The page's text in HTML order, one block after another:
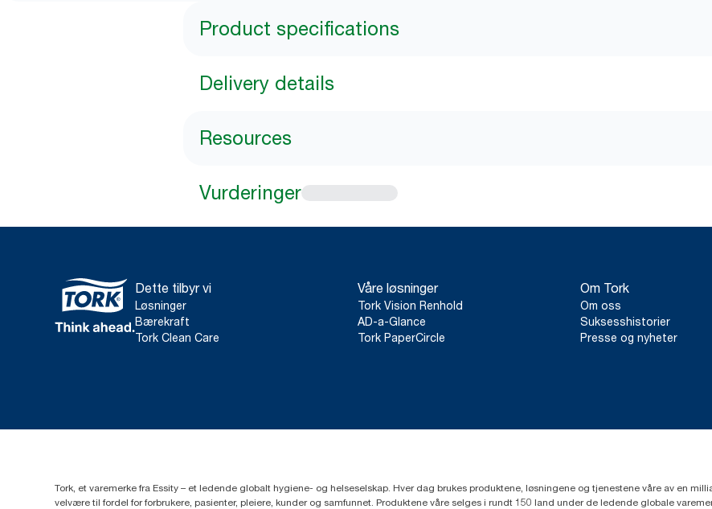
Product specifications
Delivery details
Resources
Vurderinger
Dette tilbyr vi
Løsninger
Bærekraft
Tork Clean Care
Våre løsninger
Tork Vision Renhold
AD-a-Glance
Tork PaperCircle
Om Tork
Om oss
Suksesshistorier
Presse og nyheter
Tork, et varemerke fra Essity – et ledende globalt hygiene- og helseselskap. Hver dag brukes produktene, løsningene og tjenestene våre av en
velvære til fordel for forbrukere, pasienter, pleiere, kunder og samfunnet. Produktene våre selges i rundt 150 land under de ledende globale